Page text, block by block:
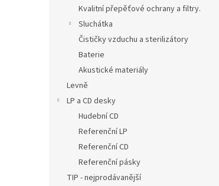
Kvalitní přepěťové ochrany a filtry.
Sluchátka
Čističky vzduchu a sterilizátory
Baterie
Akustické materiály
Levně
LP a CD desky
Hudební CD
Referenční LP
Referenční CD
Referenční pásky
TIP - nejprodávanější